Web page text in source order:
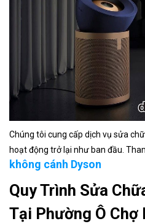
Chúng tôi cung cấp dịch vụ sửa
hoạt động trở lại như ban đầu.
không cánh Dyson
Quy Trình Sửa
Tại Phường Ô Chợ